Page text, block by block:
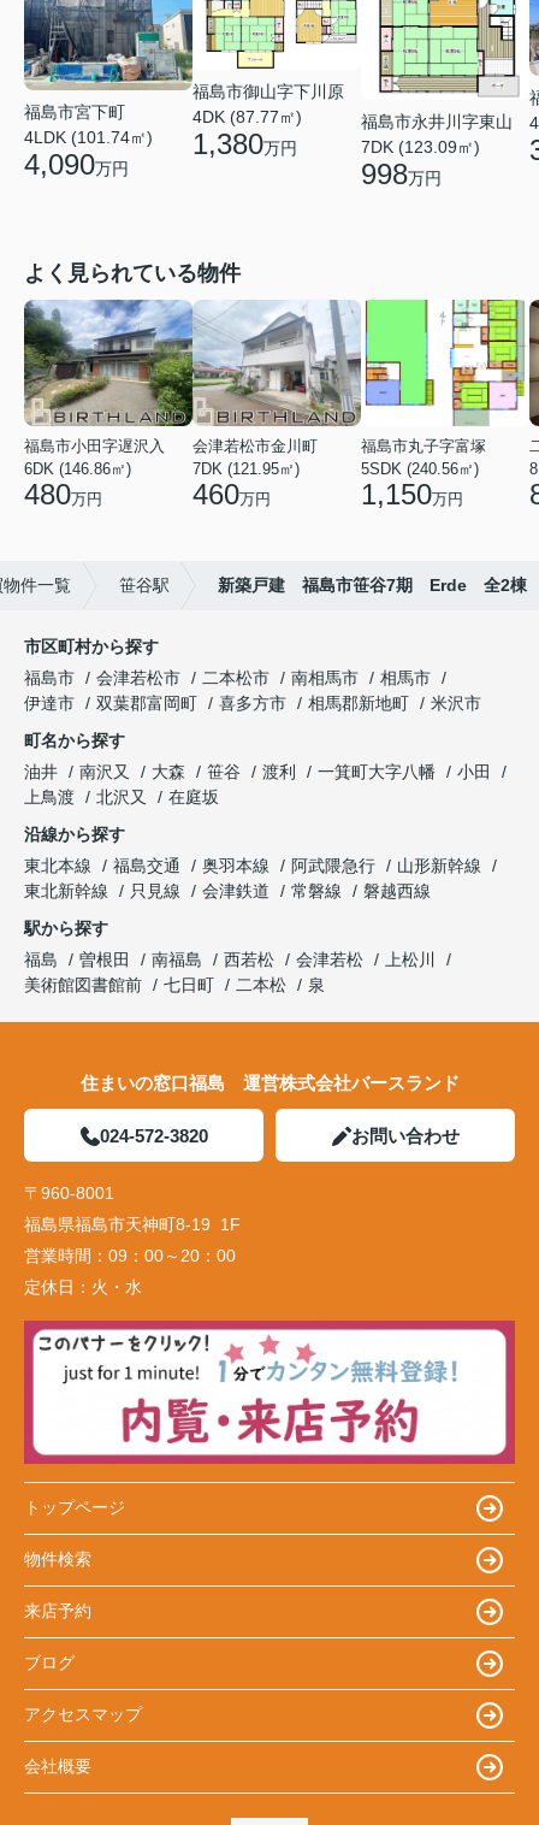
福島市宮下町
4LDK (101.74㎡)
4,090万円
福島市御山字下川原
4DK (87.77㎡)
1,380万円
福島市永井川字東山
7DK (123.09㎡)
998万円
よく見られている物件
福島市小田字遅沢入
6DK (146.86㎡)
480万円
会津若松市金川町
7DK (121.95㎡)
460万円
福島市丸子字富塚
5SDK (240.56㎡)
1,150万円
件一覧 笹谷駅 新築戸建 福島市笹谷7期 Erde 全2棟
市区町村から探す
福島市
会津若松市 二本松市 南相馬市
相馬市
伊達市
双葉郡富岡町 喜多方市 相馬郡新地町
米沢市
町名から探す
油井
南沢又 大森 笹谷 渡利 一箕町大字八幡
小田
上鳥渡
北沢又
在庭坂
沿線から探す
東北本線
福島交通 奥羽本線 阿武隈急行
山形新幹線
東北新幹線
只見線 会津鉄道 常磐線
磐越西線
駅から探す
福島
曽根田 南福島 西若松 会津若松
上松川
美術館図書館前
七日町 二本松 泉
住まいの窓口福島 運営株式会社バースランド
024-572-3820 お問い合わせ
〒960-8001
福島県福島市天神町8-19 1F
営業時間： 09：00～20：00
定休日： 火・水
トップページ
物件検索
来店予約
ブログ
アクセスマップ
会社概要